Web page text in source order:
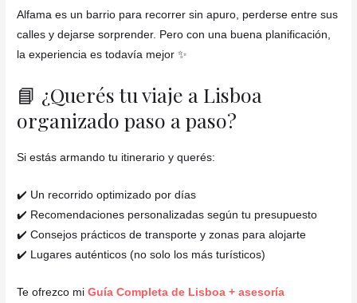
Alfama es un barrio para recorrer sin apuro, perderse entre sus
calles y dejarse sorprender. Pero con una buena planificación,
la experiencia es todavía mejor ✨
📘 ¿Querés tu viaje a Lisboa
organizado paso a paso?
Si estás armando tu itinerario y querés:
✔️ Un recorrido optimizado por días
✔️ Recomendaciones personalizadas según tu presupuesto
✔️ Consejos prácticos de transporte y zonas para alojarte
✔️ Lugares auténticos (no solo los más turísticos)
Te ofrezco miGuía Completa de Lisboa + asesoría